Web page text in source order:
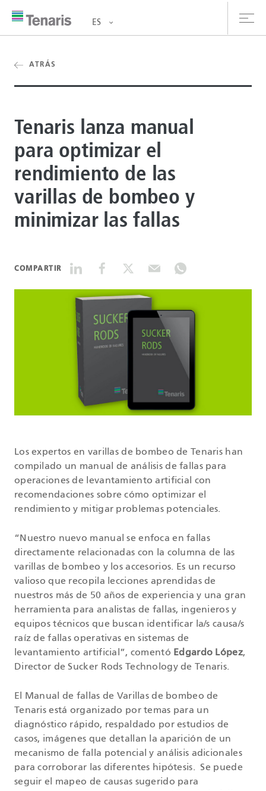
y Servicios
de prensa
DATASHEETS
SEARCH
ES
ATRÁS
Tenaris lanza manual
para optimizar el
rendimiento de las
varillas de bombeo y
minimizar las fallas
COMPARTIR
Los expertos en varillas de bombeo de Tenaris han
compilado un manual de análisis de fallas para
operaciones de levantamiento artificial con
recomendaciones sobre cómo optimizar el
rendimiento y mitigar problemas potenciales.
“Nuestro nuevo manual se enfoca en fallas
directamente relacionadas con la columna de las
varillas de bombeo y los accesorios. Es un recurso
valioso que recopila lecciones aprendidas de
nuestros más de 50 años de experiencia y una gran
herramienta para analistas de fallas, ingenieros y
equipos técnicos que buscan identificar la/s causa/s
raíz de fallas operativas en sistemas de
levantamiento artificial”, comentó Edgardo López,
Director de Sucker Rods Technology de Tenaris.
El Manual de fallas de Varillas de bombeo de
Tenaris está organizado por temas para un
diagnóstico rápido, respaldado por estudios de
casos, imágenes que detallan la aparición de un
mecanismo de falla potencial y análisis adicionales
para corroborar las diferentes hipótesis. Se puede
seguir el mapeo de causas sugerido para